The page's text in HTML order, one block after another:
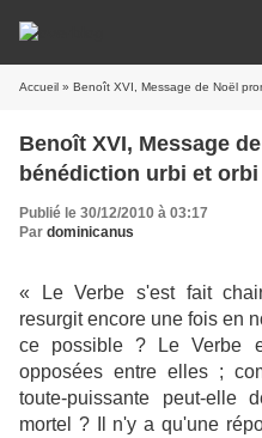
Accueil » Benoît XVI, Message de Noël
Benoît XVI, Message
bénédiction urbi et orbi
Publié le 30/12/2010 à 03:17
Par dominicanus
« Le Verbe s'est fait
resurgit encore une fois en
ce possible ? Le Verbe
opposées entre elles ;
toute-puissante peut-elle
mortel ? Il n'y a qu'une